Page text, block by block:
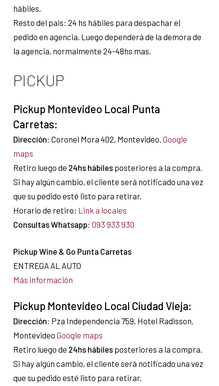
hábiles.
Resto del pais: 24 hs hábiles para despachar el
pedido en agencia. Luego dependerá de la demora de
la agencia, normalmente 24-48hs mas.
PICKUP
Pickup Montevideo Local Punta
Carretas:
Dirección: Coronel Mora 402, Montevideo. Google
maps
Retiro luego de 24hs hábilesposteriores a la compra.
Si hay algún cambio, el cliente será notificado una vez
que su pedido esté listo para retirar.
Horario de retiro: Link a locales
Consultas Whatsapp: 093 933 930
Pickup Wine & Go Punta Carretas
ENTREGA AL AUTO
Más información
Pickup Montevideo Local Ciudad Vieja:
Dirección: Pza Independencia 759, Hotel Radisson,
Montevideo Google maps
Retiro luego de 24hs hábilesposteriores a la compra.
Si hay algún cambio, el cliente será notificado una vez
que su pedido esté listo para retirar.